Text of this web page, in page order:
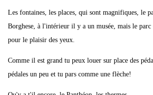
Les fontaines, les places, qui sont magnifiques, le
Borghese, à l'intérieur il y a un musée, mais le
pour le plaisir des yeux.
Comme il est grand tu peux louer sur place des
pédales un peu et tu pars comme une flèche!